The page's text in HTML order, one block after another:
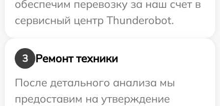
обеспечим перевозку за наш счет в
сервисный центр Thunderobot.
3
Ремонт техники
После детального анализа мы
предоставим на утверждение